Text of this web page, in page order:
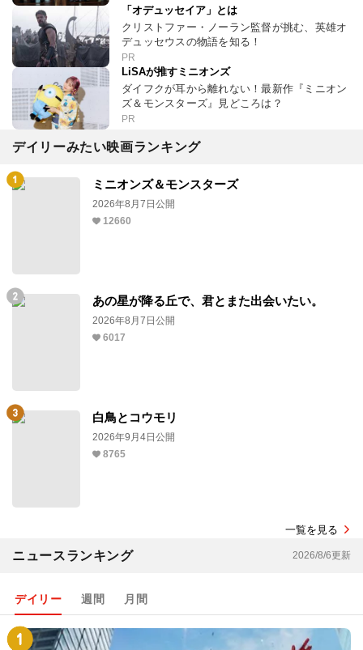
「オデュッセイア」とは
クリストファー・ノーラン監督が挑む、英雄オ
デュッセウスの物語を知る！
PR
LiSAが推すミニオンズ
ダイフクが耳から離れない！最新作『ミニオン
ズ＆モンスターズ』見どころは？
PR
デイリーみたい映画ランキング
ミニオンズ＆モンスターズ
2026年8月7日公開
12660
あの星が降る丘で、君とまた出会いたい。
2026年8月7日公開
6017
白鳥とコウモリ
2026年9月4日公開
8765
一覧を見る
ニュースランキング 2026/8/6更新
デイリー 週間 月間